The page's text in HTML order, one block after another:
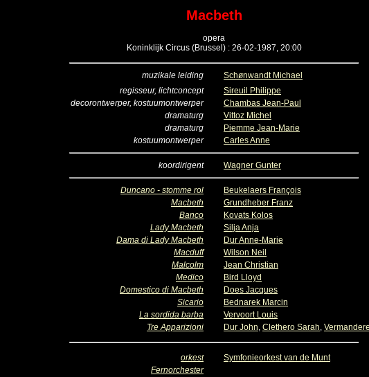
Macbeth
opera
Koninklijk Circus (Brussel) : 26-02-1987, 20:00
muzikale leiding
Schønwandt Michael
regisseur, lichtconcept
Sireuil Philippe
decorontwerper, kostuumontwerper
Chambas Jean-Paul
dramaturg
Vittoz Michel
dramaturg
Piemme Jean-Marie
kostuumontwerper
Carles Anne
koordirigent Wagner Gunter
Duncano - stomme rol
Beukelaers François
Macbeth
Grundheber Franz
Banco
Kovats Kolos
Lady Macbeth
Silja Anja
Dama di Lady Macbeth
Dur Anne-Marie
Macduff
Wilson Neil
Malcolm
Jean Christian
Medico
Bird Lloyd
Domestico di Macbeth
Does Jacques
Sicario
Bednarek Marcin
La sordida barba
Vervoort Louis
Tre Apparizioni
Dur John, Clethero Sarah,
orkest
Symfonieorkest van de Munt
Fernorchester